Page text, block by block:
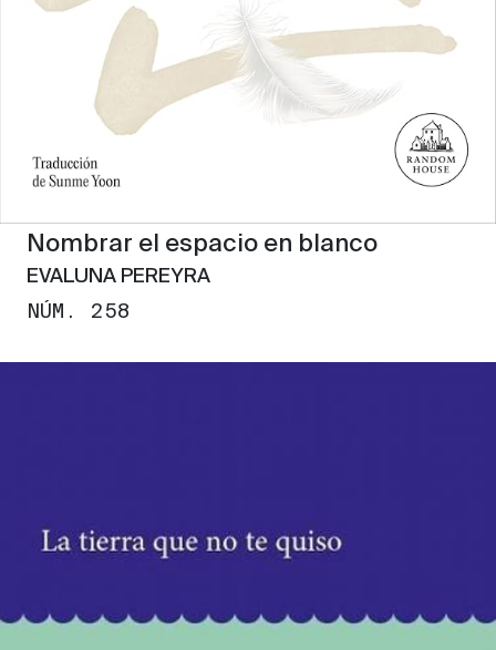
Nombrar el espacio en blanco
EVALUNA PEREYRA
NÚM. 258